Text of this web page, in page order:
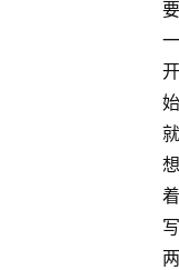
要
一
开
始
就
想
着
写
两